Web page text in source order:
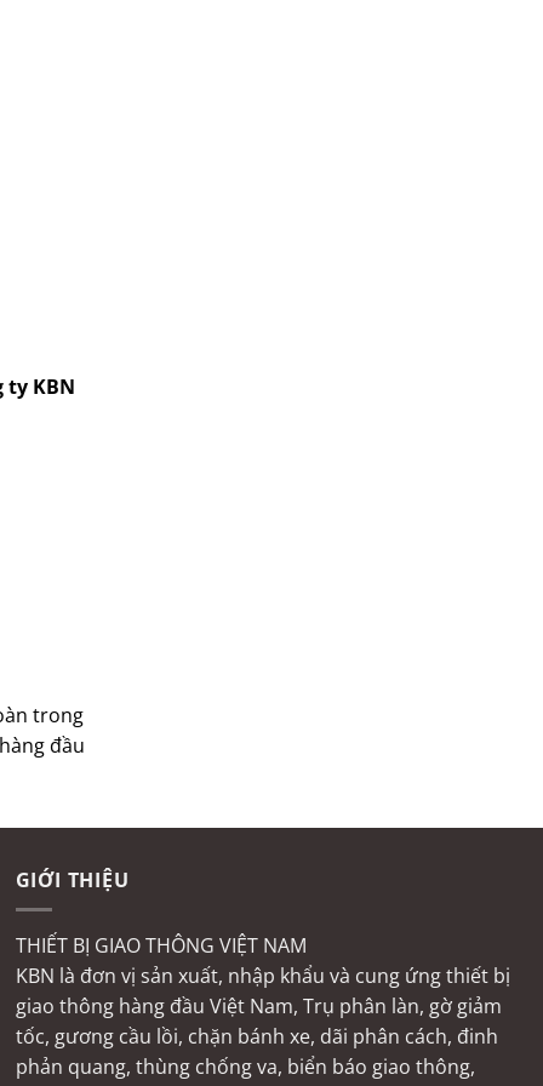
ty KBN
trong
đầu
GIỚI THIỆU
THIẾT BỊ GIAO THÔNG VIỆT NAM
KBN là đơn vị sản xuất, nhập khẩu và cung ứng thiết bị
giao thông hàng đầu Việt Nam, Trụ phân làn, gờ giảm
tốc, gương cầu lồi, chặn bánh xe, dãi phân cách, đinh
phản quang, thùng chống va, biển báo giao thông,